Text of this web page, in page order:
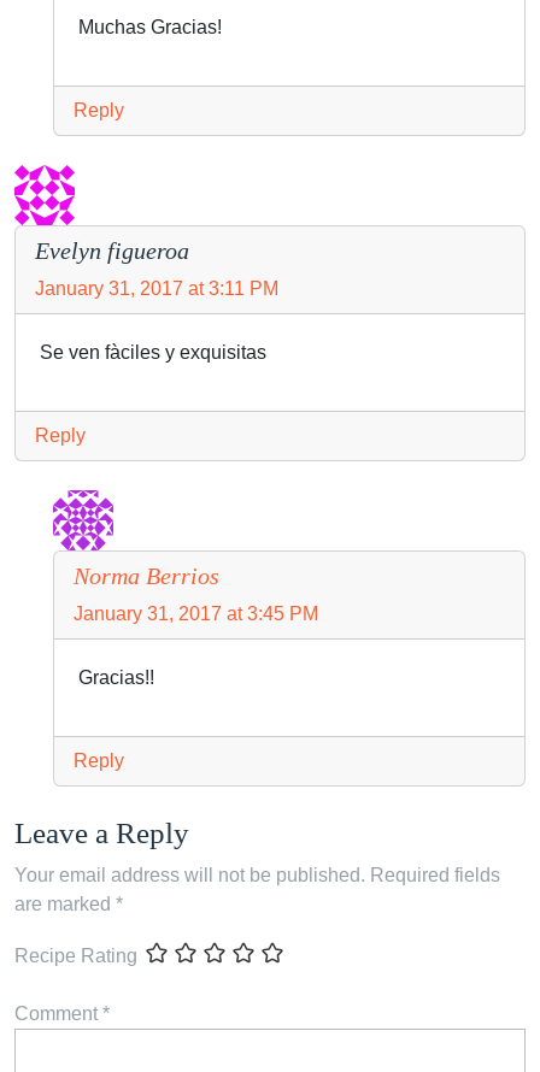
Muchas Gracias!
Reply
Evelyn figueroa
January 31, 2017 at 3:11 PM
Se ven fàciles y exquisitas
Reply
Norma Berrios
January 31, 2017 at 3:45 PM
Gracias!!
Reply
Leave a Reply
Your email address will not be published. Required fields
are marked *
Recipe Rating
Comment*